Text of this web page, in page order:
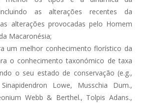
as alterações recentes da
alterações provocadas pelo Homem
Macaronésia;
um melhor conhecimento florístico da
o conhecimento taxonómico de taxa
o seu estado de conservação (e.g.,
Lowe, Musschia Dum.,
Webb & Berthel., Tolpis Adans.,